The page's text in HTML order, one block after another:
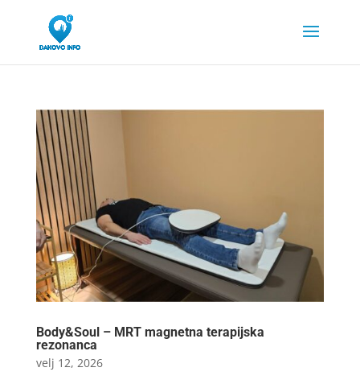
Body&Soul – MRT magnetna terapijska
rezonanca
velj 12, 2026